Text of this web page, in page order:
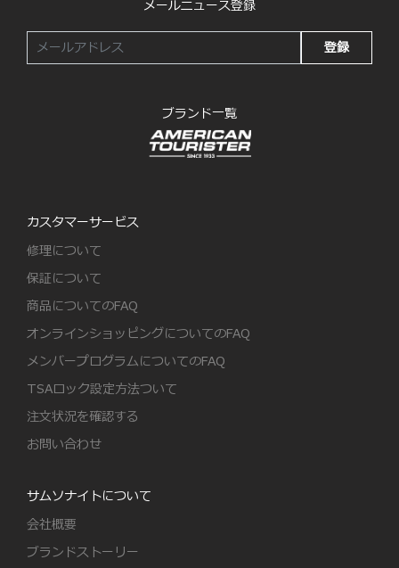
メールニュース登録
登録
ブランド一覧
カスタマーサービス
修理について
保証について
商品についてのFAQ
オンラインショッピングについてのFAQ
メンバープログラムについてのFAQ
TSAロック設定方法ついて
注文状況を確認する
お問い合わせ
サムソナイトについて
会社概要
ブランドストーリー